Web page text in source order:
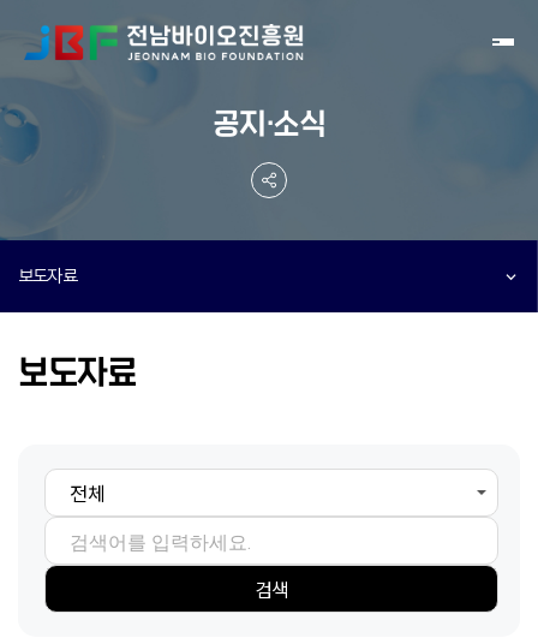
공지·소식
보도자료
보도자료
검색